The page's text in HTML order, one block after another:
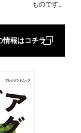
ものです。
情報はコチラ